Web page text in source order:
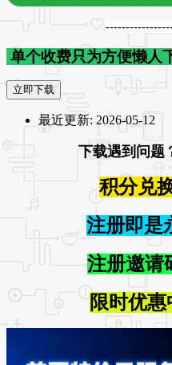
单个收费只为方便懒人
立即下载
最近更新:2026-05-12
下载遇到问题
积分兑
注册即是
注册邀请
限时优惠